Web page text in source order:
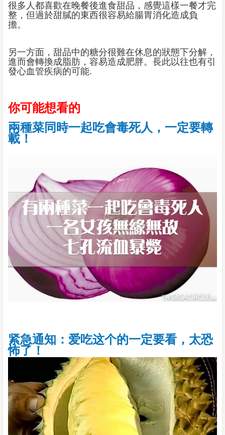
很多人都喜歡在晚餐後進食甜品，感覺這樣一餐才完
整，但過於甜膩的東西很容易給腸胃消化造成負
擔。
另一方面，甜品中的糖分很難在休息的狀態下分解，
進而會轉換成脂肪，容易造成肥胖。長此以往也有引
發心血管疾病的可能.
你可能想看的
兩種菜同時一起吃會毒死人，一定要轉
載！
紧急通知：爱吃这个的一定要看，太恐
怖了！